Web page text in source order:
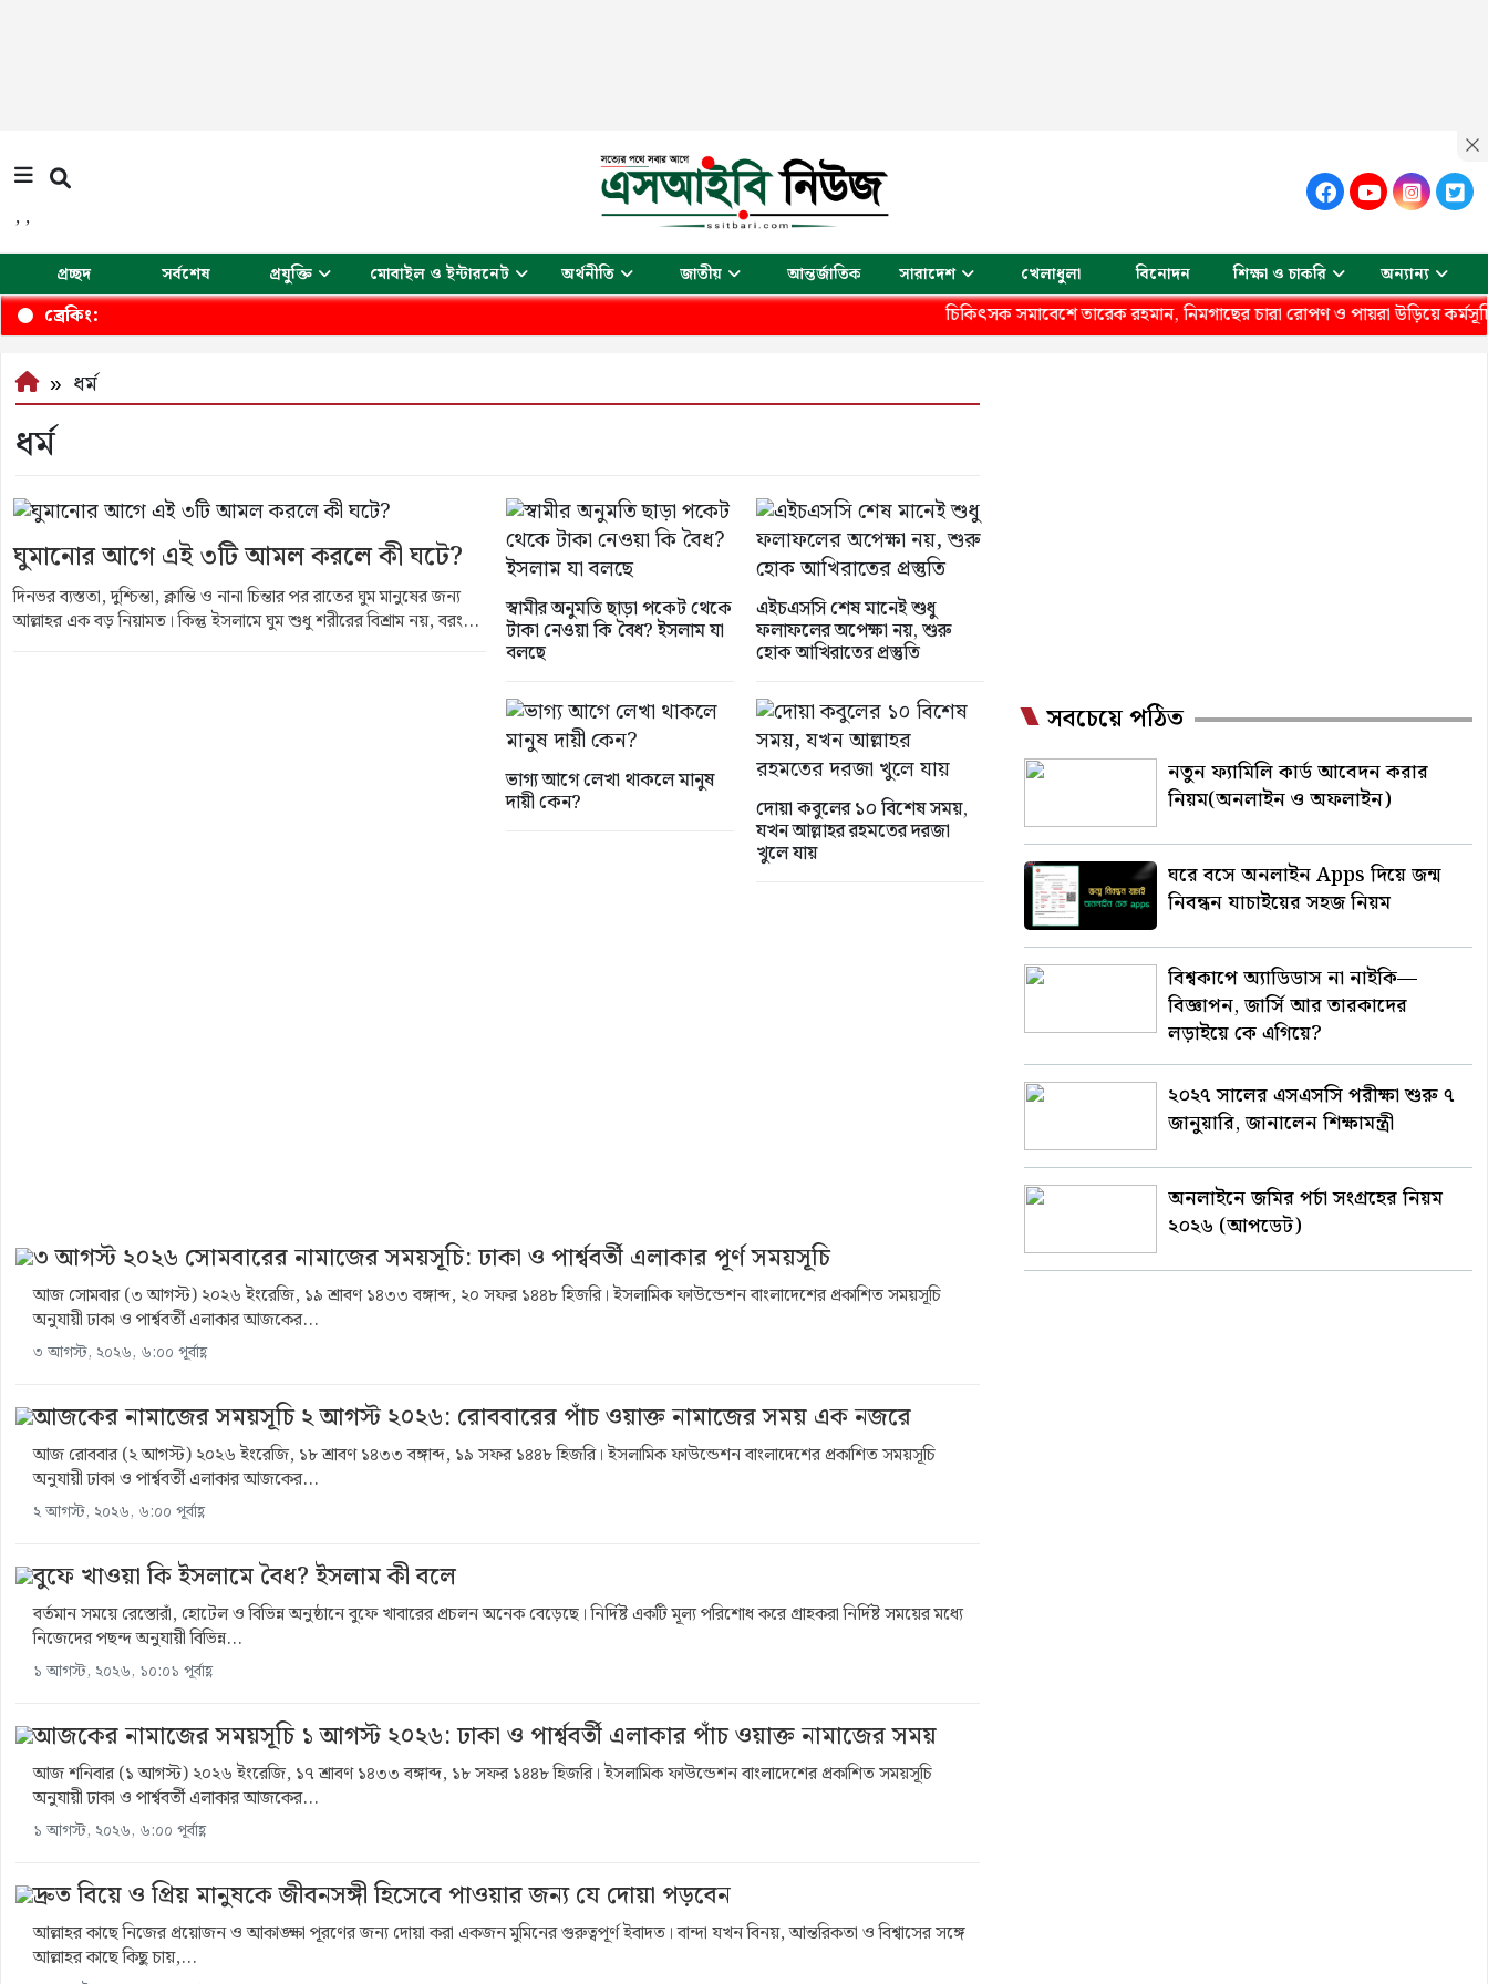
, ,
প্রচ্ছদ সর্বশেষ প্রযুক্তি মোবাইল ও ইন্টারনেট অর্থনীতি জাতীয় আন্তর্জাতিক সারাদেশ খেলাধুলা বিনোদন শিক্ষা ও চাকরি অন্যান্য
ব্রেকিং: চিকিৎসক সমাবেশে তারেক রহমান, নিমগাছের চারা রোপণ ও পায়রা উড়িয়ে কর্মসূচির
ধর্ম
ধর্ম
ঘুমানোর আগে এই ৩টি আমল করলে কী ঘটে?
দিনভর ব্যস্ততা, দুশ্চিন্তা, ক্লান্তি ও নানা চিন্তার পর রাতের ঘুম মানুষের জন্য
আল্লাহর এক বড় নিয়ামত। কিন্তু ইসলামে ঘুম শুধু শরীরের বিশ্রাম নয়, বরং...
স্বামীর অনুমতি ছাড়া পকেট থেকে
টাকা নেওয়া কি বৈধ? ইসলাম যা
বলছে
এইচএসসি শেষ মানেই শুধু
ফলাফলের অপেক্ষা নয়, শুরু
হোক আখিরাতের প্রস্তুতি
ভাগ্য আগে লেখা থাকলে মানুষ
দায়ী কেন? দোয়া কবুলের ১০ বিশেষ সময়,
যখন আল্লাহর রহমতের দরজা
খুলে যায়
৩ আগস্ট ২০২৬ সোমবারের নামাজের সময়সূচি: ঢাকা ও পার্শ্ববর্তী এলাকার পূর্ণ সময়সূচি
আজ সোমবার (৩ আগস্ট) ২০২৬ ইংরেজি, ১৯ শ্রাবণ ১৪৩৩ বঙ্গাব্দ, ২০ সফর ১৪৪৮ হিজরি। ইসলামিক ফাউন্ডেশন বাংলাদেশের প্রকাশিত সময়সূচি
অনুযায়ী ঢাকা ও পার্শ্ববর্তী এলাকার আজকের...
৩ আগস্ট, ২০২৬, ৬:০০ পূর্বাহ্ণ
আজকের নামাজের সময়সূচি ২ আগস্ট ২০২৬: রোববারের পাঁচ ওয়াক্ত নামাজের সময় এক নজরে
আজ রোববার (২ আগস্ট) ২০২৬ ইংরেজি, ১৮ শ্রাবণ ১৪৩৩ বঙ্গাব্দ, ১৯ সফর ১৪৪৮ হিজরি। ইসলামিক ফাউন্ডেশন বাংলাদেশের প্রকাশিত সময়সূচি
অনুযায়ী ঢাকা ও পার্শ্ববর্তী এলাকার আজকের...
২ আগস্ট, ২০২৬, ৬:০০ পূর্বাহ্ণ
বুফে খাওয়া কি ইসলামে বৈধ? ইসলাম কী বলে
বর্তমান সময়ে রেস্তোরাঁ, হোটেল ও বিভিন্ন অনুষ্ঠানে বুফে খাবারের প্রচলন অনেক বেড়েছে। নির্দিষ্ট একটি মূল্য পরিশোধ করে গ্রাহকরা নির্দিষ্ট সময়ের মধ্যে
নিজেদের পছন্দ অনুযায়ী বিভিন্ন...
১ আগস্ট, ২০২৬, ১০:০১ পূর্বাহ্ণ
আজকের নামাজের সময়সূচি ১ আগস্ট ২০২৬: ঢাকা ও পার্শ্ববর্তী এলাকার পাঁচ ওয়াক্ত নামাজের সময়
আজ শনিবার (১ আগস্ট) ২০২৬ ইংরেজি, ১৭ শ্রাবণ ১৪৩৩ বঙ্গাব্দ, ১৮ সফর ১৪৪৮ হিজরি। ইসলামিক ফাউন্ডেশন বাংলাদেশের প্রকাশিত সময়সূচি
অনুযায়ী ঢাকা ও পার্শ্ববর্তী এলাকার আজকের...
১ আগস্ট, ২০২৬, ৬:০০ পূর্বাহ্ণ
দ্রুত বিয়ে ও প্রিয় মানুষকে জীবনসঙ্গী হিসেবে পাওয়ার জন্য যে দোয়া পড়বেন
আল্লাহর কাছে নিজের প্রয়োজন ও আকাঙ্ক্ষা পূরণের জন্য দোয়া করা একজন মুমিনের গুরুত্বপূর্ণ ইবাদত। বান্দা যখন বিনয়, আন্তরিকতা ও বিশ্বাসের সঙ্গে
আল্লাহর কাছে কিছু চায়,...
সবচেয়ে পঠিত
নতুন ফ্যামিলি কার্ড আবেদন করার
নিয়ম(অনলাইন ও অফলাইন)
ঘরে বসে অনলাইন Apps দিয়ে জন্ম
নিবন্ধন যাচাইয়ের সহজ নিয়ম
বিশ্বকাপে অ্যাডিডাস না নাইকি—
বিজ্ঞাপন, জার্সি আর তারকাদের
লড়াইয়ে কে এগিয়ে?
২০২৭ সালের এসএসসি পরীক্ষা শুরু ৭
জানুয়ারি, জানালেন শিক্ষামন্ত্রী
অনলাইনে জমির পর্চা সংগ্রহের নিয়ম
২০২৬ (আপডেট)